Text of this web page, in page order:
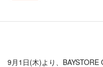
9月1日(木)より、